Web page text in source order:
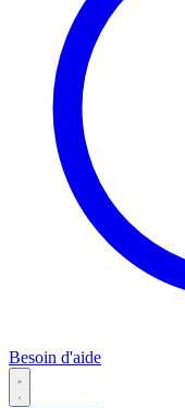
Besoin d'aide